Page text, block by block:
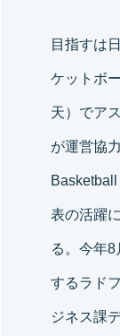
目指すは
ケットボ
天）でア
が運営協
表の活躍
る。今年
するラド
ジネス課